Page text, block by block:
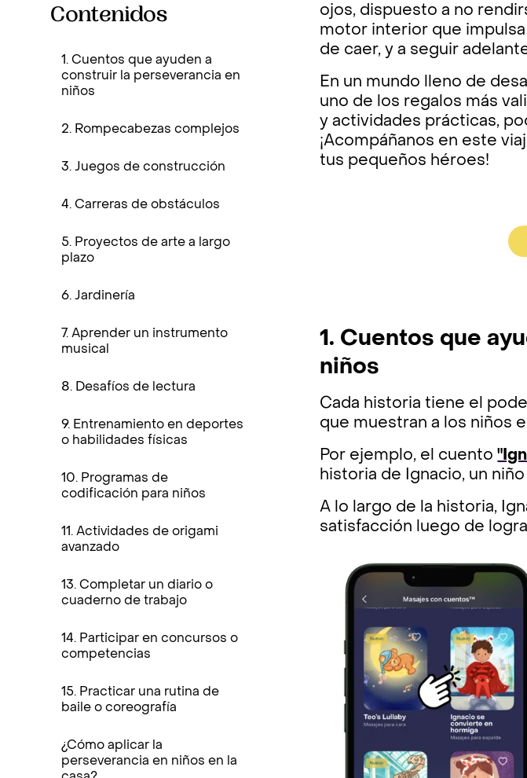
Contenidos
1. Cuentos que ayuden a
construir la perseverancia en
niños
2. Rompecabezas complejos
3. Juegos de construcción
4. Carreras de obstáculos
5. Proyectos de arte a largo
plazo
6. Jardinería
7. Aprender un instrumento
musical
8. Desafíos de lectura
9. Entrenamiento en deportes
o habilidades físicas
10. Programas de
codificación para niños
11. Actividades de origami
avanzado
13. Completar un diario o
cuaderno de trabajo
14. Participar en concursos o
competencias
15. Practicar una rutina de
baile o coreografía
¿Cómo aplicar la
perseverancia en niños en la
ojos, dispuesto a no
motor interior que
de caer, y a seguir
En un mundo lleno de
uno de los regalos más
y actividades prácticas,
¡Acompáñanos en este
tus pequeños héroes!
1. Cuentos que
niños
Cada historia tiene el
que muestran a los niños
Por ejemplo, el cuento
historia de Ignacio, un
A lo largo de la historia,
satisfacción luego de